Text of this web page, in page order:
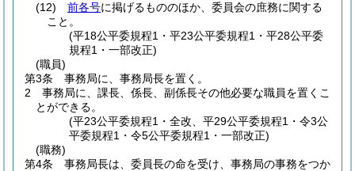
(12)
前各号に掲げるもののほか、委員会の庶務に関する
こと。
(平18公平委規程1・平23公平委規程1・平28公平委
規程1・一部改正)
(職員)
第3条
事務局に、事務局長を置く。
2
事務局に、課長、係長、副係長その他必要な職員を置くこ
とができる。
(平23公平委規程1・全改、平29公平委規程1・令3公
平委規程1・令5公平委規程1・一部改正)
(職務)
第4条
事務局長は、委員長の命を受け、事務局の事務をつか